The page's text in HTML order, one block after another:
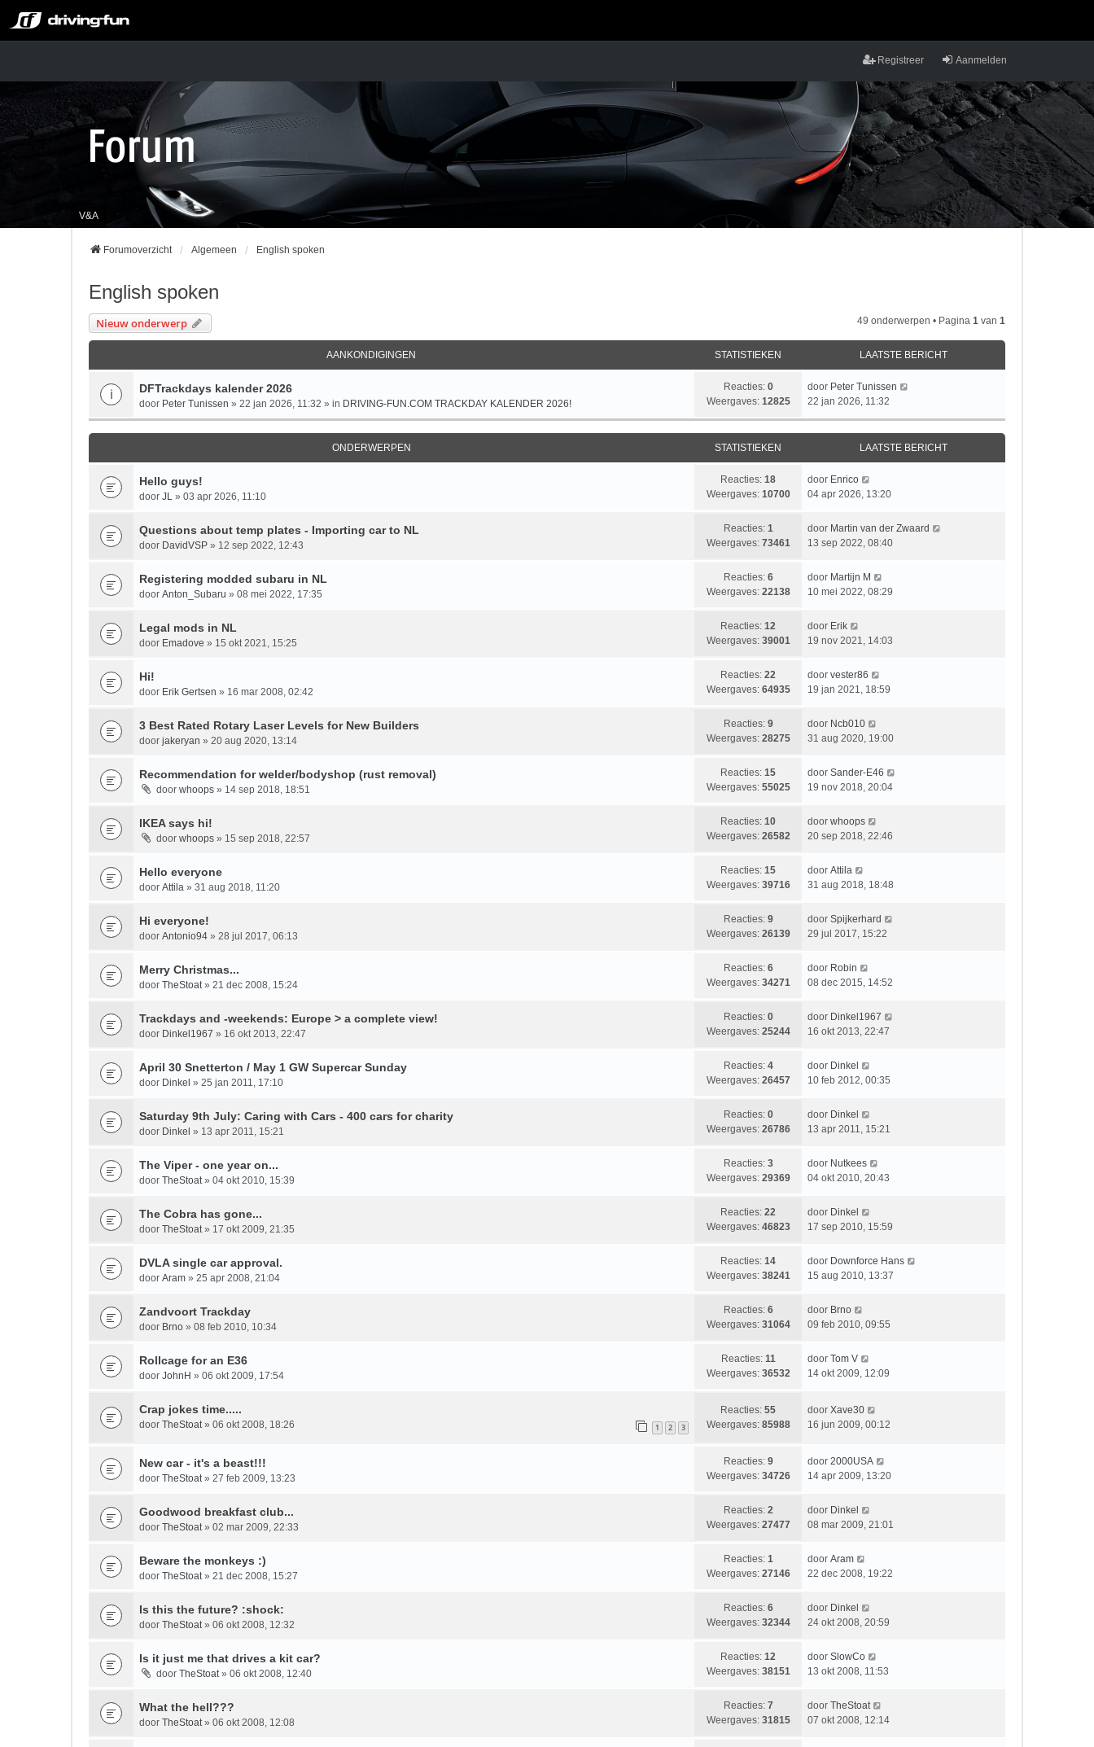
Aanmelden
Registreer
V&A
Forumoverzicht Algemeen English spoken
English spoken
Nieuw onderwerp 49 onderwerpen • Pagina 1 van 1
AANKONDIGINGEN STATISTIEKEN LAATSTE BERICHT
DFTrackdays kalender 2026
door Peter Tunissen » 22 jan 2026, 11:32 » in DRIVING-FUN.COM TRACKDAY KALENDER 2026!
Reacties: 0
Weergaves: 12825
L
a
e
b
i
c
t
door Peter Tunissen
22 jan 2026, 11:32
ONDERWERPEN STATISTIEKEN LAATSTE BERICHT
Hello guys!
door JL » 03 apr 2026, 11:10
Reacties: 18
Weergaves: 10700
L
a
s
b
e
i
c
door Enrico
04 apr 2026, 13:20
Questions about temp plates - Importing car to NL
door DavidVSP » 12 sep 2022, 12:43
Reacties: 1
Weergaves: 73461
L
a
s
b
e
i
c
door Martin van der Zwaard
13 sep 2022, 08:40
Registering modded subaru in NL
door Anton_Subaru » 08 mei 2022, 17:35
Reacties: 6
Weergaves: 22138
L
a
s
b
e
i
c
door Martijn M
10 mei 2022, 08:29
Legal mods in NL
door Emadove » 15 okt 2021, 15:25
Reacties: 12
Weergaves: 39001
L
a
s
b
e
i
c
door Erik
19 nov 2021, 14:03
Hi!
door Erik Gertsen » 16 mar 2008, 02:42
Reacties: 22
Weergaves: 64935
L
a
s
b
e
i
c
door vester86
19 jan 2021, 18:59
3 Best Rated Rotary Laser Levels for New Builders
door jakeryan » 20 aug 2020, 13:14
Reacties: 9
Weergaves: 28275
L
a
s
b
e
i
c
door Ncb010
31 aug 2020, 19:00
Recommendation for welder/bodyshop (rust removal)
door whoops » 14 sep 2018, 18:51
Reacties: 15
Weergaves: 55025
L
a
s
b
e
i
c
door Sander-E46
19 nov 2018, 20:04
IKEA says hi!
door whoops » 15 sep 2018, 22:57
Reacties: 10
Weergaves: 26582
L
a
s
b
e
i
c
door whoops
20 sep 2018, 22:46
Hello everyone
door Attila » 31 aug 2018, 11:20
Reacties: 15
Weergaves: 39716
L
a
s
b
e
i
c
door Attila
31 aug 2018, 18:48
Hi everyone!
door Antonio94 » 28 jul 2017, 06:13
Reacties: 9
Weergaves: 26139
L
a
s
b
e
i
c
door Spijkerhard
29 jul 2017, 15:22
Merry Christmas...
door TheStoat» 21 dec 2008, 15:24
Reacties: 6
Weergaves: 34271
L
a
s
b
e
i
c
door Robin
08 dec 2015, 14:52
Trackdays and -weekends: Europe > a complete view!
door Dinkel1967 » 16 okt 2013, 22:47
Reacties: 0
Weergaves: 25244
L
a
s
b
e
i
c
door Dinkel1967
16 okt 2013, 22:47
April 30 Snetterton / May 1 GW Supercar Sunday
door Dinkel » 25 jan 2011, 17:10
Reacties: 4
Weergaves: 26457
L
a
s
b
e
i
c
door Dinkel
10 feb 2012, 00:35
Saturday 9th July: Caring with Cars - 400 cars for charity
door Dinkel » 13 apr 2011, 15:21
Reacties: 0
Weergaves: 26786
L
a
s
b
e
i
c
door Dinkel
13 apr 2011, 15:21
The Viper - one year on...
door TheStoat» 04 okt 2010, 15:39
Reacties: 3
Weergaves: 29369
L
a
s
b
e
i
c
door Nutkees
04 okt 2010, 20:43
The Cobra has gone...
door TheStoat» 17 okt 2009, 21:35
Reacties: 22
Weergaves: 46823
L
a
s
b
e
i
c
door Dinkel
17 sep 2010, 15:59
DVLA single car approval.
door Aram » 25 apr 2008, 21:04
Reacties: 14
Weergaves: 38241
L
a
s
b
e
i
c
door Downforce Hans
15 aug 2010, 13:37
Zandvoort Trackday
door Brno » 08 feb 2010, 10:34
Reacties: 6
Weergaves: 31064
L
a
s
b
e
c
door Brno
09 feb 2010, 09:55
Rollcage for an E36
door JohnH » 06 okt 2009, 17:54
Reacties: 11
Weergaves: 36532
L
a
s
t
b
e
c
door Tom V
14 okt 2009, 12:09
Crap jokes time.....
door TheStoat» 06 okt 2008, 18:26 1 2 3
Reacties: 55
Weergaves: 85988
L
a
s
t
b
e
i
c
door Xave30
16 jun 2009, 00:12
New car - it's a beast!!!
door TheStoat» 27 feb 2009, 13:23
Reacties: 9
Weergaves: 34726
L
a
s
b
e
i
c
door 2000USA
14 apr 2009, 13:20
Goodwood breakfast club...
door TheStoat» 02 mar 2009, 22:33
Reacties: 2
Weergaves: 27477
L
a
s
b
e
i
c
door Dinkel
08 mar 2009, 21:01
Beware the monkeys :)
door TheStoat» 21 dec 2008, 15:27
Reacties: 1
Weergaves: 27146
L
a
s
b
e
i
c
door Aram
22 dec 2008, 19:22
Is this the future? :shock:
door TheStoat» 06 okt 2008, 12:32
Reacties: 6
Weergaves: 32344
L
a
s
b
e
door Dinkel
24 okt 2008, 20:59
Is it just me that drives a kit car?
door TheStoat» 06 okt 2008, 12:40
Reacties: 12
Weergaves: 38151
L
a
s
door SlowCo
13 okt 2008, 11:53
What the hell???
door TheStoat» 06 okt 2008, 12:08
Reacties: 7
Weergaves: 31815
L
a
door TheStoat
07 okt 2008, 12:14